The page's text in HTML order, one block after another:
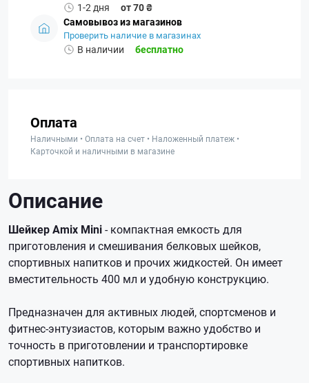
1-2 дня
от 70 ₴
Самовывоз из магазинов
Проверить наличие в магазинах
В наличии бесплатно
Оплата
Наличными • Оплата на счет • Наложенный платеж •
Карточкой и наличными в магазине
Описание
Шейкер Amix Mini- компактная емкость для
приготовления и смешивания белковых шейков,
спортивных напитков и прочих жидкостей. Он имеет
вместительность 400 мл и удобную конструкцию.
Предназначен для активных людей, спортсменов и
фитнес-энтузиастов, которым важно удобство и
точность в приготовлении и транспортировке
спортивных напитков.